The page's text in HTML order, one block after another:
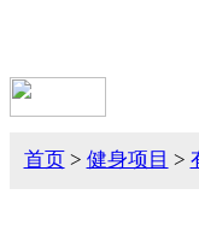
首页 > 健身项目 >